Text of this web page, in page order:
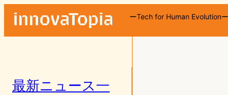
ーTech for Human Evolutionー
最新ニュース一